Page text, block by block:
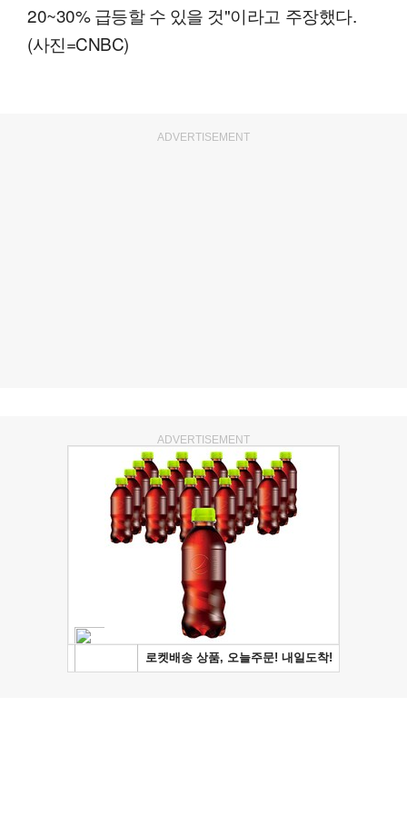
20~30% 급등할 수 있을 것"이라고 주장했다.
(사진=CNBC)
ADVERTISEMENT
ADVERTISEMENT